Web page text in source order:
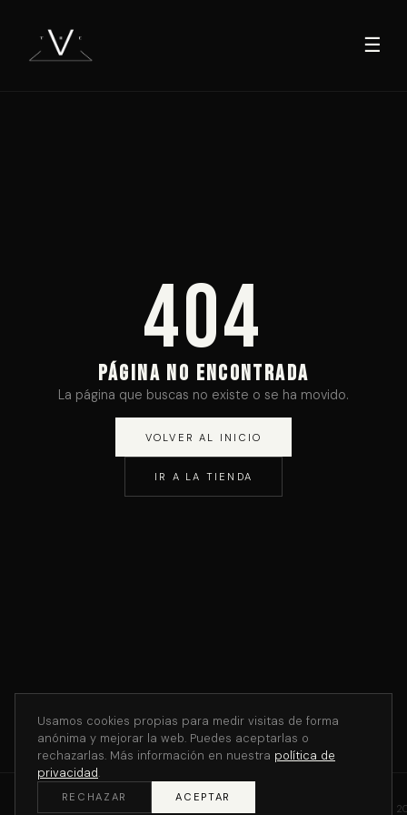
☰
404
PÁGINA NO ENCONTRADA
La página que buscas no existe o se ha movido.
VOLVER AL INICIO
IR A LA TIENDA
Usamos cookies propias para medir visitas de forma
anónima y mejorar la web. Puedes aceptarlas o
rechazarlas. Más información en nuestra política de
privacidad.
RECHAZAR ACEPTAR